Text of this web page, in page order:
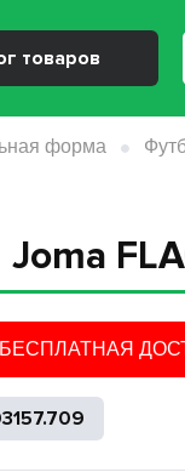
БЕСПЛАТНАЯ
товаров
форма